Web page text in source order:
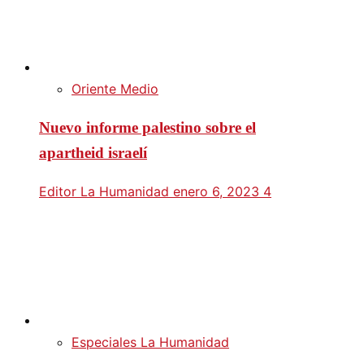
Oriente Medio
Nuevo informe palestino sobre el
apartheid israelí
Editor La Humanidad enero 6, 2023 4
Especiales La Humanidad